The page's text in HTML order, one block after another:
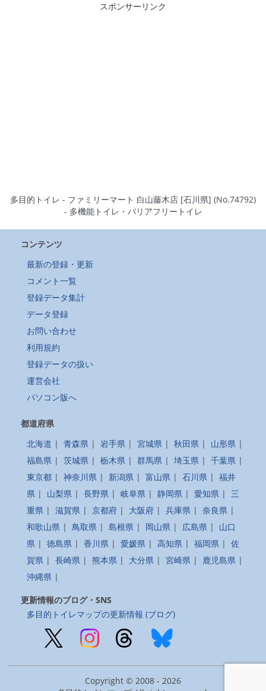
スポンサーリンク
多目的トイレ - ファミリーマート 白山藤木店 [石川県] (No.74792)
- 多機能トイレ・バリアフリートイレ
コンテンツ
最新の登録・更新
コメント一覧
登録データ集計
データ登録
お問い合わせ
利用規約
登録データの扱い
運営会社
パソコン版へ
都道府県
北海道 | 青森県 | 岩手県 | 宮城県 | 秋田県 | 山形県 |
福島県 | 茨城県 | 栃木県 | 群馬県 | 埼玉県 | 千葉県 |
東京都 | 神奈川県 | 新潟県 | 富山県 | 石川県 | 福井
県 | 山梨県 | 長野県 | 岐阜県 | 静岡県 | 愛知県 | 三
重県 | 滋賀県 | 京都府 | 大阪府 | 兵庫県 | 奈良県 |
和歌山県 | 鳥取県 | 島根県 | 岡山県 | 広島県 | 山口
県 | 徳島県 | 香川県 | 愛媛県 | 高知県 | 福岡県 | 佐
賀県 | 長崎県 | 熊本県 | 大分県 | 宮崎県 | 鹿児島県 |
沖縄県 |
更新情報のブログ・SNS
多目的トイレマップの更新情報 (ブログ)
Copyright © 2008 - 2026